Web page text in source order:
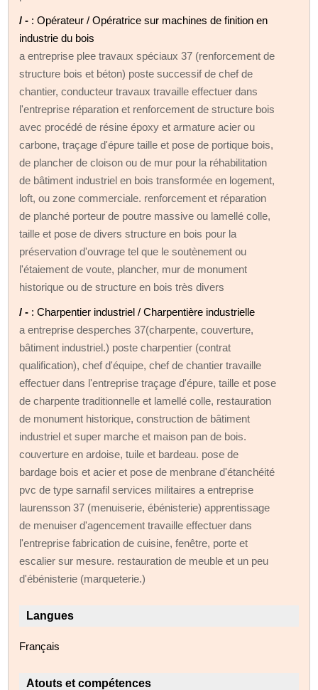
/ - : Opérateur / Opératrice sur machines de finition en
industrie du bois
a entreprise plee travaux spéciaux 37 (renforcement de
structure bois et béton) poste successif de chef de
chantier, conducteur travaux travaille effectuer dans
l'entreprise réparation et renforcement de structure bois
avec procédé de résine époxy et armature acier ou
carbone, traçage d'épure taille et pose de portique bois,
de plancher de cloison ou de mur pour la réhabilitation
de bâtiment industriel en bois transformée en logement,
loft, ou zone commerciale. renforcement et réparation
de planché porteur de poutre massive ou lamellé colle,
taille et pose de divers structure en bois pour la
préservation d'ouvrage tel que le soutènement ou
l'étaiement de voute, plancher, mur de monument
historique ou de structure en bois très divers
/ - : Charpentier industriel / Charpentière industrielle
a entreprise desperches 37(charpente, couverture,
bâtiment industriel.) poste charpentier (contrat
qualification), chef d'équipe, chef de chantier travaille
effectuer dans l'entreprise traçage d'épure, taille et pose
de charpente traditionnelle et lamellé colle, restauration
de monument historique, construction de bâtiment
industriel et super marche et maison pan de bois.
couverture en ardoise, tuile et bardeau. pose de
bardage bois et acier et pose de menbrane d'étanchéité
pvc de type sarnafil services militaires a entreprise
laurensson 37 (menuiserie, ébénisterie) apprentissage
de menuiser d'agencement travaille effectuer dans
l'entreprise fabrication de cuisine, fenêtre, porte et
escalier sur mesure. restauration de meuble et un peu
d'ébénisterie (marqueterie.)
Langues
Français
Atouts et compétences